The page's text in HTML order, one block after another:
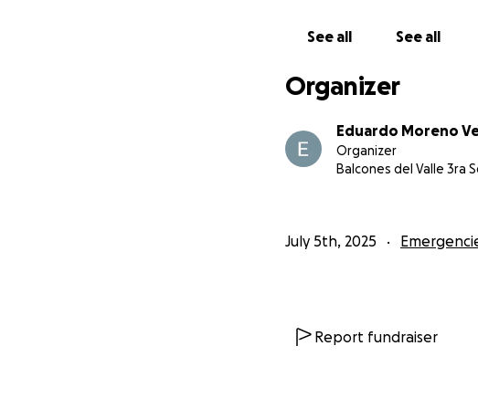
See all See all
Organizer
Eduardo Moreno
Organizer
Balcones del Valle 3ra
July 5th, 2025
Report fundraiser